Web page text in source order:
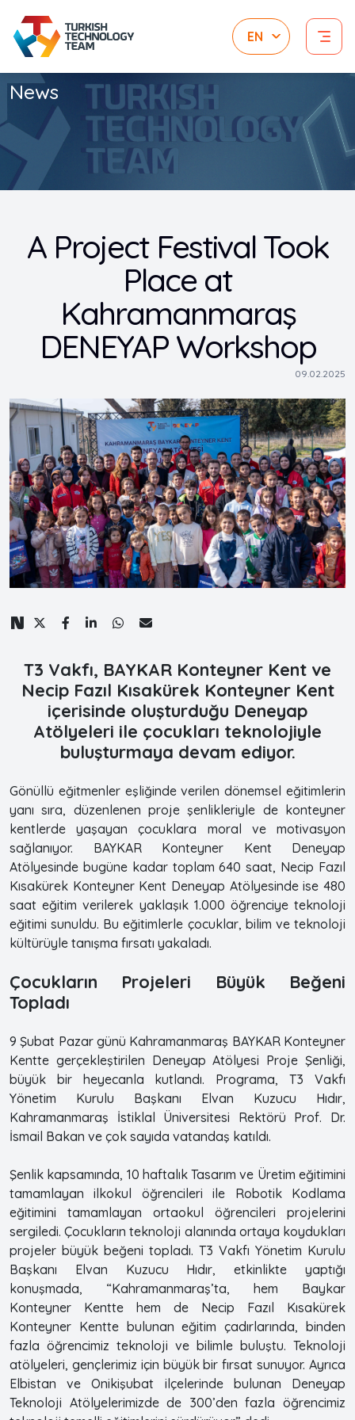
News
A Project Festival Took
Place at
Kahramanmaraş
DENEYAP Workshop
09.02.2025
T3 Vakfı, BAYKAR Konteyner Kent ve
Necip Fazıl Kısakürek Konteyner Kent
içerisinde oluşturduğu Deneyap
Atölyeleri ile çocukları teknolojiyle
buluşturmaya devam ediyor.
Gönüllü eğitmenler eşliğinde verilen dönemsel eğitimlerin
yanı sıra, düzenlenen proje şenlikleriyle de konteyner
kentlerde yaşayan çocuklara moral ve motivasyon
sağlanıyor. BAYKAR Konteyner Kent Deneyap
Atölyesinde bugüne kadar toplam 640 saat, Necip Fazıl
Kısakürek Konteyner Kent Deneyap Atölyesinde ise 480
saat eğitim verilerek yaklaşık 1.000 öğrenciye teknoloji
eğitimi sunuldu. Bu eğitimlerle çocuklar, bilim ve teknoloji
kültürüyle tanışma fırsatı yakaladı.
Çocukların Projeleri Büyük Beğeni
Topladı
9 Şubat Pazar günü Kahramanmaraş BAYKAR Konteyner
Kentte gerçekleştirilen Deneyap Atölyesi Proje Şenliği,
büyük bir heyecanla kutlandı. Programa, T3 Vakfı
Yönetim Kurulu Başkanı Elvan Kuzucu Hıdır,
Kahramanmaraş İstiklal Üniversitesi Rektörü Prof. Dr.
İsmail Bakan ve çok sayıda vatandaş katıldı.
Şenlik kapsamında, 10 haftalık Tasarım ve Üretim eğitimini
tamamlayan ilkokul öğrencileri ile Robotik Kodlama
eğitimini tamamlayan ortaokul öğrencileri projelerini
sergiledi. Çocukların teknoloji alanında ortaya koydukları
projeler büyük beğeni topladı. T3 Vakfı Yönetim Kurulu
Başkanı Elvan Kuzucu Hıdır, etkinlikte yaptığı
konuşmada, “Kahramanmaraş’ta, hem Baykar
Konteyner Kentte hem de Necip Fazıl Kısakürek
Konteyner Kentte bulunan eğitim çadırlarında, binden
fazla öğrencimiz teknoloji ve bilimle buluştu. Teknoloji
atölyeleri, gençlerimiz için büyük bir fırsat sunuyor. Ayrıca
Elbistan ve Onikişubat ilçelerinde bulunan Deneyap
Teknoloji Atölyelerimizde de 300’den fazla öğrencimiz